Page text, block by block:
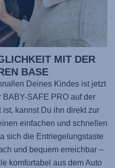
MIT DER
BASE
Deines Kindes ist jetzt
BABY-SAFE PROauf der
ist, kannst Du ihn direkt zur
einfachen und schnellen
sich die Entriegelungstaste
und bequem erreichbar –
komfortabel aus dem Auto